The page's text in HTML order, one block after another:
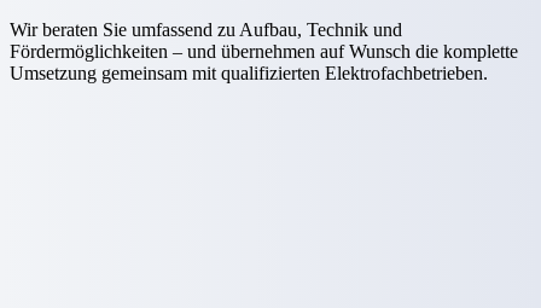
Wir beraten Sie umfassend zu Aufbau, Technik und
Fördermöglichkeiten – und übernehmen auf Wunsch die komplette
Umsetzung gemeinsam mit qualifizierten Elektrofachbetrieben.